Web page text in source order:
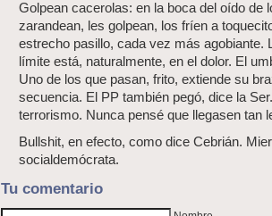
Golpean cacerolas: en la boca del oído de
zarandean, les golpean, los fríen a
estrecho pasillo, cada vez más agobiante.
límite está, naturalmente, en el dolor. El
Uno de los que pasan, frito, extiende su
secuencia. El PP también pegó, dice la
terrorismo. Nunca pensé que llegasen tan
Bullshit, en efecto, como dice Cebrián.
socialdemócrata.
Tu comentario